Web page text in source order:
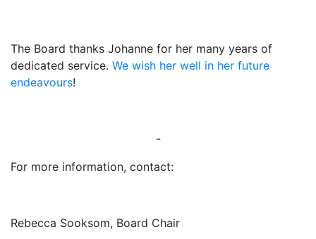
The Board thanks Johanne for her many years of
dedicated service. We wish her well in her future
endeavours!
-
For­ more information, contact:
Rebecca Sooksom, Board Chair